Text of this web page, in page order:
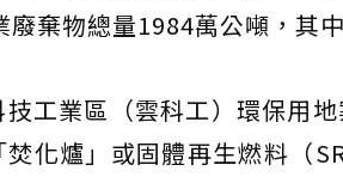
棄物總量1984萬公噸，其
工業區（雲科工）環保用
化爐」或固體再生燃料（